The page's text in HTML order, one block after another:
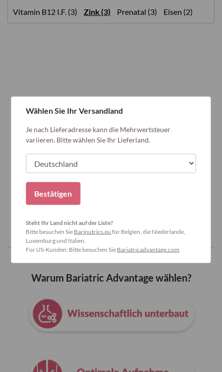
Vitamin B12 I.F. (3)
Zink (3) Prenatal (3) Eisen (2)
Warum Bariatric Advantage wählen?
Wählen Sie Ihr Versandland
Je nach Lieferadresse kann die Mehrwertsteuer
variieren. Bitte wählen Sie Ihr Lieferland.
Bestätigen
Steht Ihr Land nicht auf der Liste?
Bitte besuchen Sie Barinutrics.eu für Belgien, die Niederlande,
Luxemburg und Italien.
For US-Kunden: Bitte besuchen Sie Bariatricadvantage.com